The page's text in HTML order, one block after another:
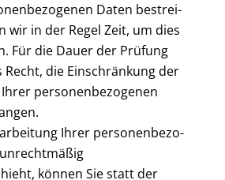
Daten bestrei­
wir in der Regel Zeit, um dies
Für die Dau­er der Prü­fung
Recht, die Ein­schrän­kung der
per­so­nen­be­zo­ge­nen
Ihrer per­so­nen­be­zo­
kön­nen Sie statt der